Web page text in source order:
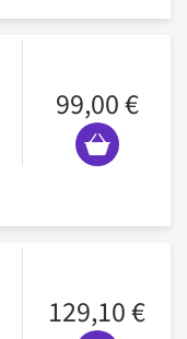
99,00 €
129,10 €